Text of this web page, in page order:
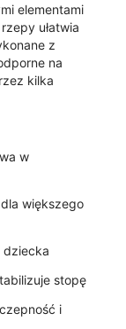
elementami
ułatwia
z
na
kilka
w
większego
stopę
i